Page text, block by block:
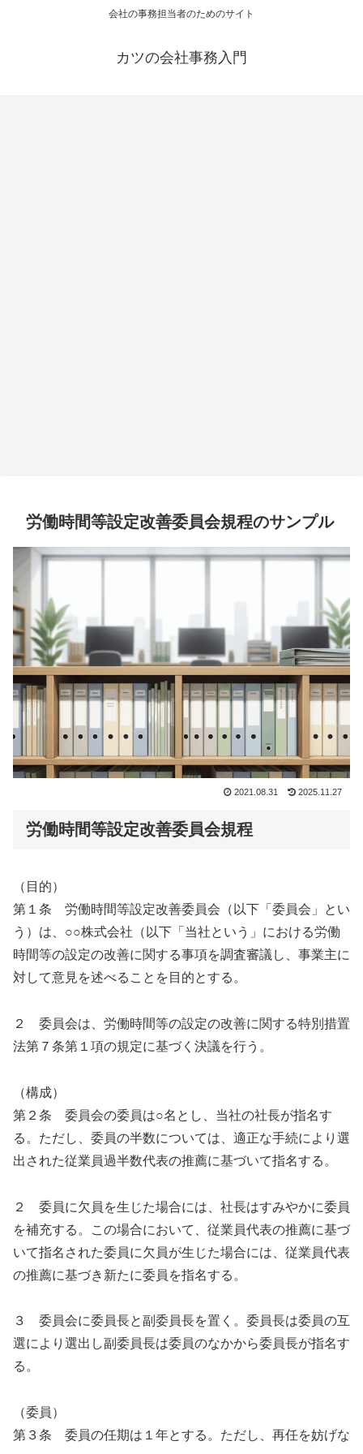
会社の事務担当者のためのサイト
カツの会社事務入門
労働時間等設定改善委員会規程のサンプル
2021.08.31 2025.11.27
労働時間等設定改善委員会規程
（目的）
第１条 労働時間等設定改善委員会（以下「委員会」とい
う）は、○○株式会社（以下「当社という」における労働
時間等の設定の改善に関する事項を調査審議し、事業主に
対して意見を述べることを目的とする。
２ 委員会は、労働時間等の設定の改善に関する特別措置
法第７条第１項の規定に基づく決議を行う。
（構成）
第２条 委員会の委員は○名とし、当社の社長が指名す
る。ただし、委員の半数については、適正な手続により選
出された従業員過半数代表の推薦に基づいて指名する。
２ 委員に欠員を生じた場合には、社長はすみやかに委員
を補充する。この場合において、従業員代表の推薦に基づ
いて指名された委員に欠員が生じた場合には、従業員代表
の推薦に基づき新たに委員を指名する。
３ 委員会に委員長と副委員長を置く。委員長は委員の互
選により選出し副委員長は委員のなかから委員長が指名す
る。
（委員）
第３条 委員の任期は１年とする。ただし、再任を妨げな